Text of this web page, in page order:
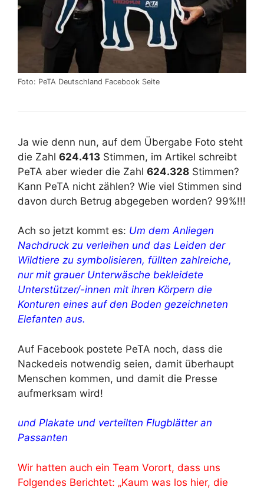
Foto: PeTA Deutschland Facebook Seite
Ja wie denn nun, auf dem Übergabe Foto steht
die Zahl 624.413 Stimmen, im Artikel schreibt
PeTA aber wieder die Zahl 624.328 Stimmen?
Kann PeTA nicht zählen? Wie viel Stimmen sind
davon durch Betrug abgegeben worden? 99%!!!
Ach so jetzt kommt es: Um dem Anliegen
Nachdruck zu verleihen und das Leiden der
Wildtiere zu symbolisieren, füllten zahlreiche,
nur mit grauer Unterwäsche bekleidete
Unterstützer/-innen mit ihren Körpern die
Konturen eines auf den Boden gezeichneten
Elefanten aus.
Auf Facebook postete PeTA noch, dass die
Nackedeis notwendig seien, damit überhaupt
Menschen kommen, und damit die Presse
aufmerksam wird!
und Plakate und verteilten Flugblätter an
Passanten
Wir hatten auch ein Team Vorort, dass uns
Folgendes Berichtet: „Kaum was los hier, die